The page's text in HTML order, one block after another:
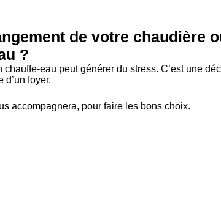
de votre chaudière
?
eau peut générer du stress. C’est une
d’un foyer.
accompagnera, pour faire les bons choix.